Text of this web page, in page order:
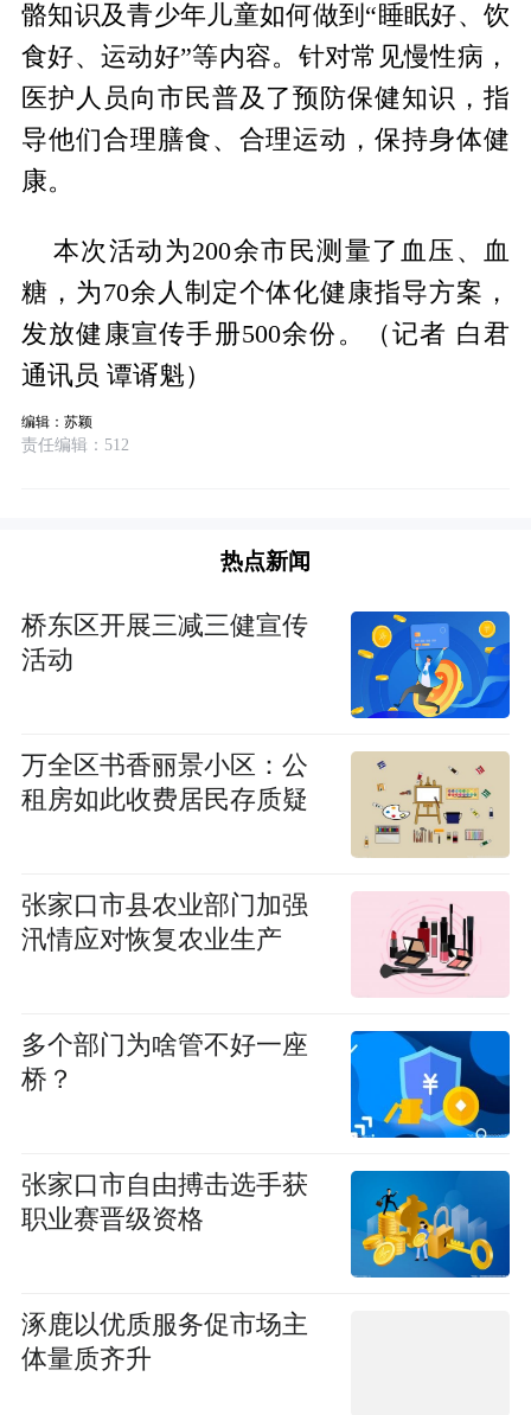
骼知识及青少年儿童如何做到“睡眠好、饮
食好、运动好”等内容。针对常见慢性病，
医护人员向市民普及了预防保健知识，指
导他们合理膳食、合理运动，保持身体健
康。
本次活动为200余市民测量了血压、血
糖，为70余人制定个体化健康指导方案，
发放健康宣传手册500余份。（记者 白君
通讯员 谭谞魁）
编辑：苏颖
责任编辑：512
热点新闻
桥东区开展三减三健宣传
活动
万全区书香丽景小区：公
租房如此收费居民存质疑
张家口市县农业部门加强
汛情应对恢复农业生产
多个部门为啥管不好一座
桥？
张家口市自由搏击选手获
职业赛晋级资格
涿鹿以优质服务促市场主
体量质齐升